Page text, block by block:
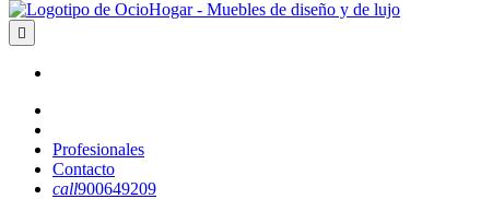

Profesionales
Contacto
call900649209